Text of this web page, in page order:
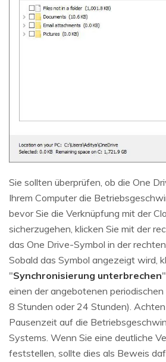
Sie sollten überprüfen, ob die One
Ihrem Computer die
bevor Sie die Verknüpfung mit der
sicherzugehen, klicken Sie mit der
das One Drive-Symbol in der
Sobald das Symbol angezeigt wird,
"Synchronisierung unterbrechen
einen der angebotenen
8 Stunden oder 24 Stunden).
Pausenzeit auf die
Systems. Wenn Sie eine deutliche
feststellen, sollte dies als Beweis